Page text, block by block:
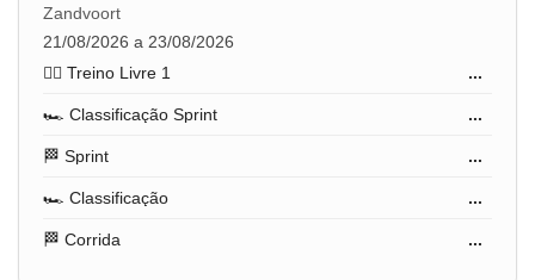
Zandvoort
21/08/2026 a 23/08/2026
🏋️‍♂️ Treino Livre 1
...
🏎️ Classificação Sprint ...
🏁 Sprint ...
🏎️ Classificação ...
🏁 Corrida ...